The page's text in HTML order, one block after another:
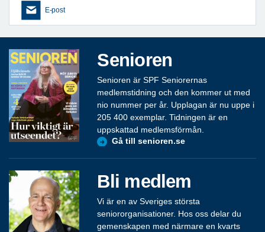
E-post
Senioren
Senioren är SPF Seniorernas
medlemstidning och den kommer ut med
nio nummer per år. Upplagan är nu uppe i
205 400 exemplar. Tidningen är en
uppskattad medlemsförmån.
Gå till senioren.se
Bli medlem
Vi är en av Sveriges största
seniororganisationer. Hos oss delar du
gemenskapen med närmare en kvarts